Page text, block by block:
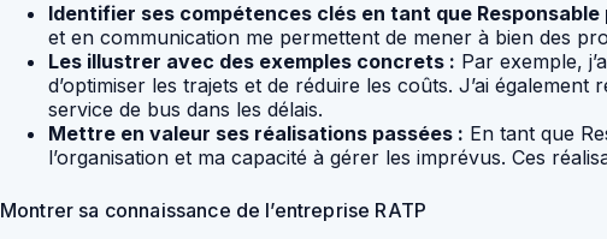
Identifier ses compétences clés en tant que Responsable
et en communication me permettent de mener à bien des
Les illustrer avec des exemples concrets : Par exemple,
d’optimiser les trajets et de réduire les coûts. J’ai
service de bus dans les délais.
Mettre en valeur ses réalisations passées : En tant que
l’organisation et ma capacité à gérer les imprévus. Ces
Montrer sa connaissance de l’entreprise RATP